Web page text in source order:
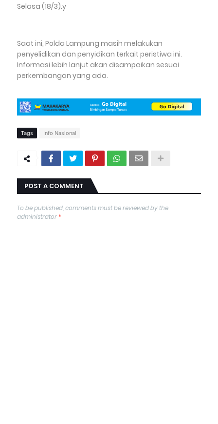
Selasa (18/3).y
Saat ini, Polda Lampung masih melakukan
penyelidikan dan penyidikan terkait peristiwa ini.
Informasi lebih lanjut akan disampaikan sesuai
perkembangan yang ada.
Tags Info Nasional
POST A COMMENT
To be published, comments must be reviewed by the
administrator*